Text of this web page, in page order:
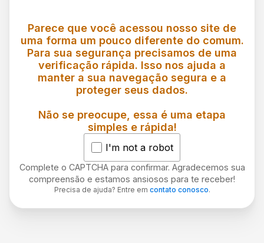
Parece que você acessou nosso site de
uma forma um pouco diferente do comum.
Para sua segurança precisamos de uma
verificação rápida. Isso nos ajuda a
manter a sua navegação segura e a
proteger seus dados.
Não se preocupe, essa é uma etapa
simples e rápida!
I'm not a robot
Complete o CAPTCHA para confirmar. Agradecemos sua
compreensão e estamos ansiosos para te receber!
Precisa de ajuda? Entre em contato conosco.